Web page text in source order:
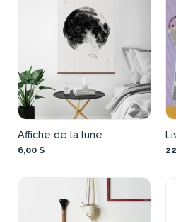
Affiche de la lune
6,00 $